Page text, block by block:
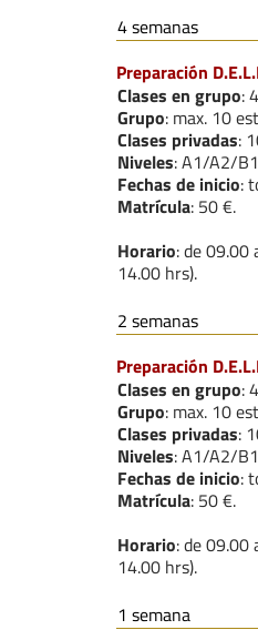
4 semanas
Preparación
Clases en grupo:
Grupo: max. 10
Clases privadas:
Niveles: A1/A2/
Fechas de inicio:
Matrícula: 50 €.
Horario: de 09.00
14.00 hrs).
2 semanas
Preparación
Clases en grupo:
Grupo: max. 10
Clases privadas:
Niveles: A1/A2/
Fechas de inicio:
Matrícula: 50 €.
Horario: de 09.00
14.00 hrs).
1 semana